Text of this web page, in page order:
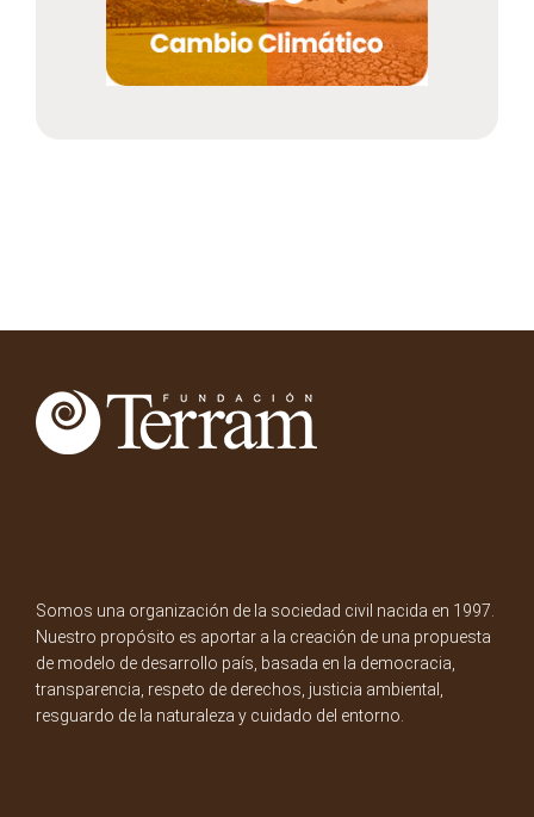
Somos una organización de la sociedad civil nacida en 1997.
Nuestro propósito es aportar a la creación de una propuesta
de modelo de desarrollo país, basada en la democracia,
transparencia, respeto de derechos, justicia ambiental,
resguardo de la naturaleza y cuidado del entorno.